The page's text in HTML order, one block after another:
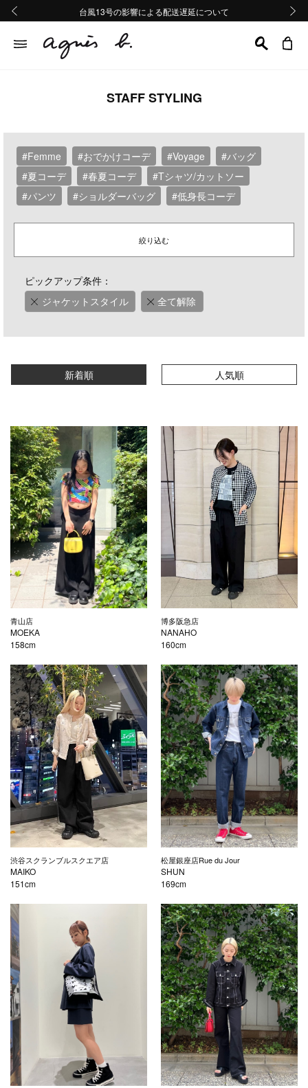
熊本地域地震の影響による配送遅延について
Summer Sale 2buy10%OFF!!
台風13号の影響による配送遅延について
熊本地域地震の影響による配送遅延について
Summer Sale 2buy10%OFF!!
STAFF STYLING
#Femme #おでかけコーデ #Voyage
#バッグ
#夏コーデ
#春夏コーデ
#Tシャツ/カットソー
#パンツ
#ショルダーバッグ #低身長コーデ
絞り込む
ピックアップ条件：
ジャケットスタイル
全て解除
新着順 人気順
青山店
MOEKA
158cm
博多阪急店
NANAHO
160cm
渋谷スクランブルスクエア店
MAIKO
151cm
松屋銀座店Rue du Jour
SHUN
169cm